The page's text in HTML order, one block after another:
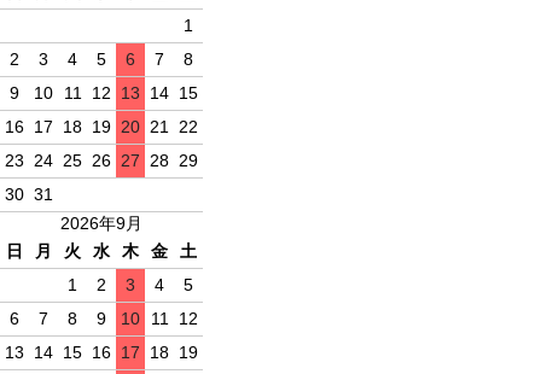
1
2
3 4 5 6 7
8
9
10 11 12 13 14 15
16 17 18 19 20 21
22
23
24 25 26 27 28 29
30 31
2026年9月
日
月 火 水 木 金
土
1
2 3 4
5
6
7 8 9 10 11
12
13
14 15 16 17 18 19